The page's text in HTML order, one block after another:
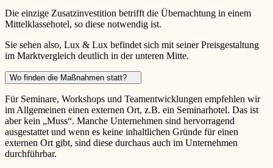
Die einzige Zusatzinvestition betrifft die Übernachtung in einem
Mittelklassehotel, so diese notwendig ist.
Sie sehen also, Lux & Lux befindet sich mit seiner Preisgestaltung
im Marktvergleich deutlich in der unteren Mitte.
Wo finden die Maßnahmen statt?
Für Seminare, Workshops und Teamentwicklungen empfehlen wir
im Allgemeinen einen externen Ort, z.B. ein Seminarhotel. Das ist
aber kein „Muss“. Manche Unternehmen sind hervorragend
ausgestattet und wenn es keine inhaltlichen Gründe für einen
externen Ort gibt, sind diese durchaus auch im Unternehmen
durchführbar.